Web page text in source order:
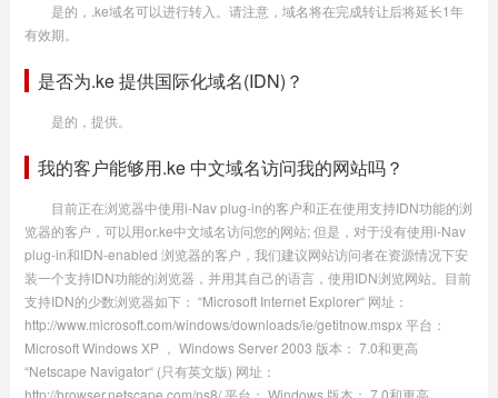
是的，.ke域名可以进行转入。请注意，域名将在完成转让后将延长1年
有效期。
是否为.ke 提供国际化域名(IDN)？
是的，提供。
我的客户能够用.ke 中文域名访问我的网站吗？
目前正在浏览器中使用i-Nav plug-in的客户和正在使用支持IDN功能的浏
览器的客户，可以用or.ke中文域名访问您的网站; 但是，对于没有使用i-Nav
plug-in和IDN-enabled 浏览器的客户，我们建议网站访问者在资源情况下安
装一个支持IDN功能的浏览器，并用其自己的语言，使用IDN浏览网站。目前
支持IDN的少数浏览器如下： “Microsoft Internet Explorer“ 网址：
http://www.microsoft.com/windows/downloads/ie/getitnow.mspx 平台：
Microsoft Windows XP ， Windows Server 2003 版本： 7.0和更高
“Netscape Navigator“ (只有英文版) 网址：
http://browser.netscape.com/ns8/ 平台： Windows 版本： 7.0和更高